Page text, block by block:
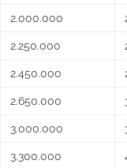
2.000.000
2.250.000
2.450.000
2.650.000
3.000.000
3.300.000